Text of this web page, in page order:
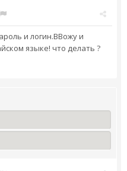
и логин.ВВожу и
языке! что делать ?